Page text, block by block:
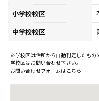
小学校校区
中学校校区
※学校区は住所から自動判定したもの
学校区はお問い合わせ下さい。
お問い合わせフォームはこちら